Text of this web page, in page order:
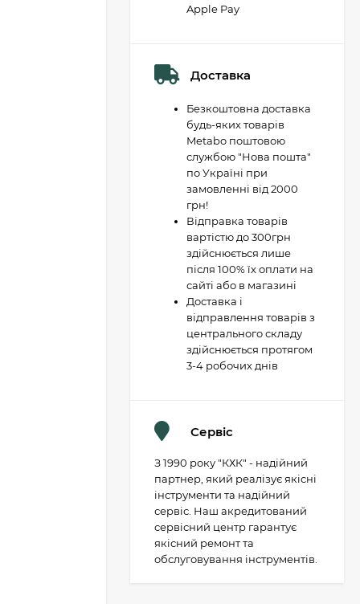
Apple Pay
Доставка
Безкоштовна доставка
будь-яких товарів
Metabo поштовою
службою "Нова пошта"
по Україні при
замовленні від 2000
грн!
Відправка товарів
вартістю до 300грн
здійснюється лише
після 100% їх оплати на
сайті або в магазині
Доставка і
відправлення товарів з
центрального складу
здійснюється протягом
3-4 робочих днів
Сервіс
З 1990 року "КХК" - надійний
партнер, який реалізує якісні
інструменти та надійний
сервіс. Наш акредитований
сервісний центр гарантує
якісний ремонт та
обслуговування інструментів.